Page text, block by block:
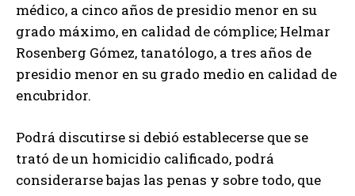
médico, a cinco años de presidio menor en su
grado máximo, en calidad de cómplice; Helmar
Rosenberg Gómez, tanatólogo, a tres años de
presidio menor en su grado medio en calidad de
encubridor.
Podrá discutirse si debió establecerse que se
trató de un homicidio calificado, podrá
considerarse bajas las penas y sobre todo, que